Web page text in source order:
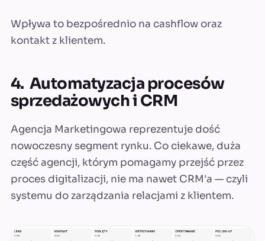
Wpływa to bezpośrednio na cashflow oraz
kontakt z klientem.
4. Automatyzacja procesów
sprzedażowych i CRM
Agencja Marketingowa reprezentuje dość
nowoczesny segment rynku. Co ciekawe, duża
część agencji, którym pomagamy przejść przez
proces digitalizacji, nie ma nawet CRM'a — czyli
systemu do zarządzania relacjami z klientem.